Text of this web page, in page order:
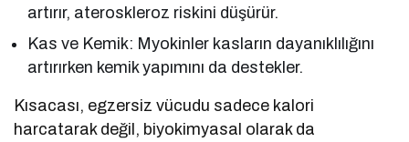
artırır, ateroskleroz riskini düşürür.
Kas ve Kemik: Myokinler kasların dayanıklılığını
artırırken kemik yapımını da destekler.
Kısacası, egzersiz vücudu sadece kalori
harcatarak değil, biyokimyasal olarak da